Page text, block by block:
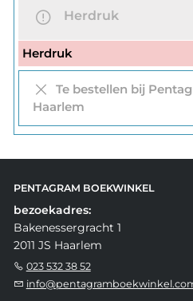
Herdruk
Herdruk
Te bestellen bij
Haarlem
PENTAGRAM BOEKWINKEL
bezoekadres:
Bakenessergracht 1
2011 JS Haarlem
023 532 38 52